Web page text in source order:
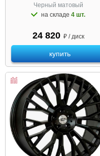
Черный матовый
на складе 4 шт.
24 820 ₽ / диск
купить